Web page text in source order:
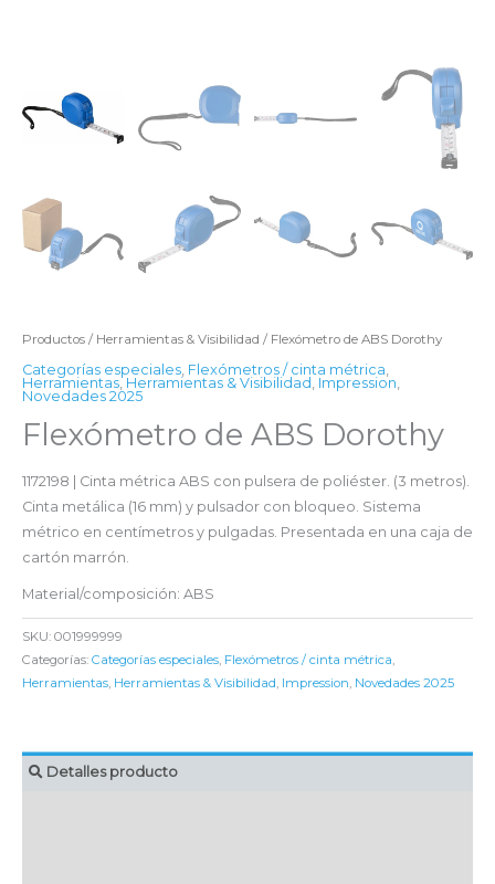
Productos / Herramientas & Visibilidad / Flexómetro de ABS Dorothy
Categorías especiales, Flexómetros / cinta métrica,
Herramientas, Herramientas & Visibilidad , Impression,
Novedades 2025
Flexómetro de ABS Dorothy
1172198 | Cinta métrica ABS con pulsera de poliéster. (3 metros).
Cinta metálica (16 mm) y pulsador con bloqueo. Sistema
métrico en centímetros y pulgadas. Presentada en una caja de
cartón marrón.
Material/composición: ABS
SKU: 001999999
Categorías: Categorías especiales Flexómetros / cinta métrica
Herramientas Herramientas & Visibilidad Impression Novedades 2025
Detalles producto